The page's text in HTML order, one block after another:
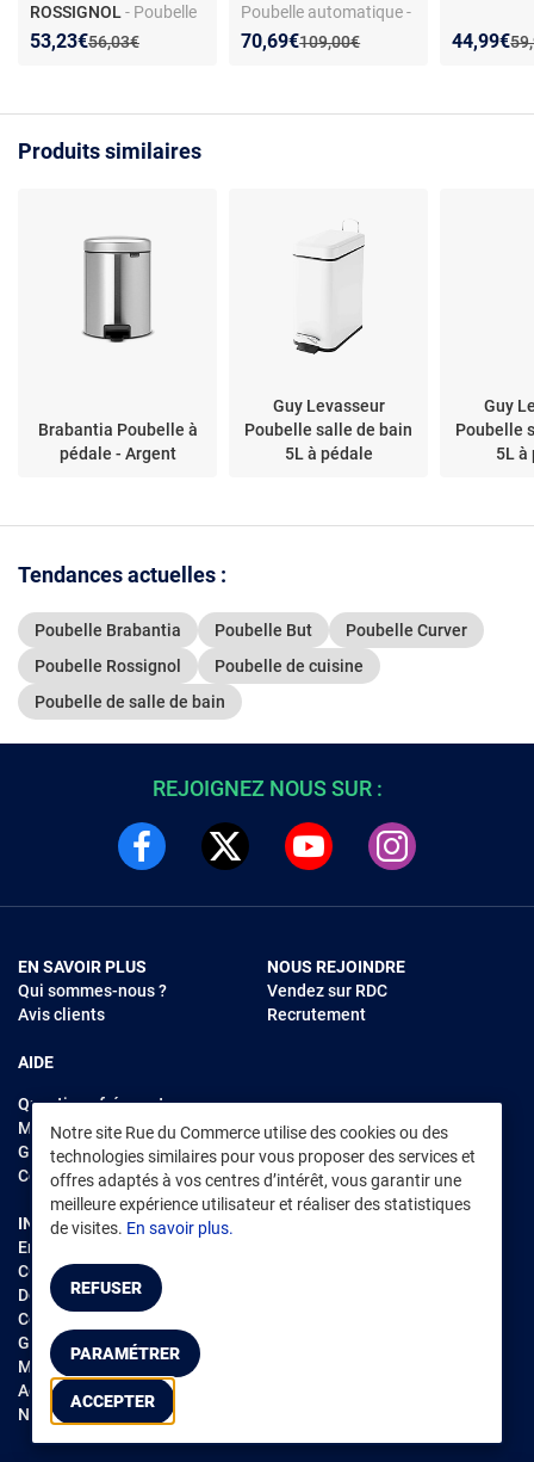
ROSSIGNOL - Poubelle
à pédale 30 L - Rouge
Ancien prix :
56,03€
Nouveau prix :
53,23€
Réduction de :
Poubelle automatique -
Capteur infrarouge -
Ancien prix :
109,00€
Nouveau prix :
70,69€
Réduction de : Nouveau
44,99€
Produits similaires
Brabantia Poubelle à
pédale - Argent
Guy Levasseur
Poubelle salle de bain
5L à pédale
Guy
Poubelle
5L à
Tendances actuelles :
Poubelle Brabantia Poubelle But
Poubelle Curver
Poubelle Rossignol
Poubelle de cuisine
Poubelle de salle de bain
Notre site Rue du Commerce utilise des cookies ou des
technologies similaires pour vous proposer des services et
offres adaptés à vos centres d’intérêt, vous garantir une
meilleure expérience utilisateur et réaliser des statistiques
de visites. En savoir plus.
REFUSER
PARAMÉTRER
ACCEPTER
REJOIGNEZ NOUS SUR :
EN SAVOIR PLUS
Qui sommes-nous ?
Avis clients
AIDE
Questions fréquentes
Modes de règlements
Garantie et retours
Contacter Rue du Commerce
NOUS REJOINDRE
Vendez sur RDC
Recrutement
INFORMATIONS LÉGALES
Environnement
CGV /CGU Marketplace
Données personnelles
Cookies
Gérer mes cookies
Mentions légales
Accessibilité : non conforme
Notice d'accessibilité